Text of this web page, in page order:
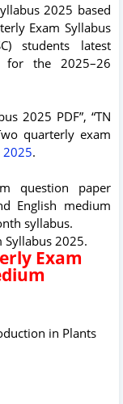
2025 based
Exam Syllabus
students latest
for the 2025–26
2025 PDF”, “TN
quarterly exam
2025.
question paper
English medium
syllabus.
Syllabus 2025.
Exam
in Plants